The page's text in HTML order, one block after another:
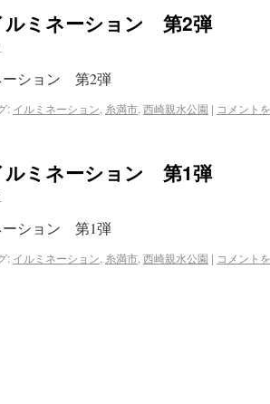
ルミネーション 第2弾
ーション 第2弾
: イルミネーション, 糸満市, 西崎親水公園 | コメント
ルミネーション 第1弾
ーション 第1弾
: イルミネーション, 糸満市, 西崎親水公園 | コメント